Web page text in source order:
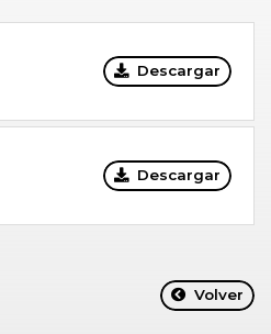
Descargar
Descargar
Volver